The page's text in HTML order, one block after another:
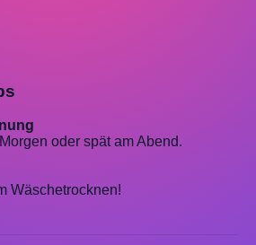
oder spät am Abend.
Wäschetrocknen!